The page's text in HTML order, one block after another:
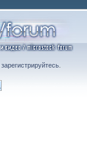
зарегистрируйтесь.